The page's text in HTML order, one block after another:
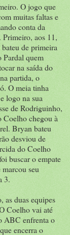
O jogo que
muitas faltas e
conta da
aos 11,
de primeira
quem
na saída do
partida, o
O meia tinha
logo na sua
de Rodriguinho,
Coelho chegou à
Bryan bateu
desviou de
do Coelho
buscar o empate
seu
3.
as duas equipes
Coelho vai até
ABC enfrenta o
encerra o